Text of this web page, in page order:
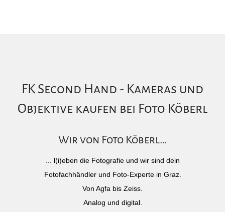
FK Second Hand - Kameras und
Objektive kaufen bei Foto Köberl
Wir von Foto Köberl…
... l(i)eben die Fotografie und wir sind dein
Fotofachhändler und Foto-Experte in Graz.
Von Agfa bis Zeiss.
Analog und digital.